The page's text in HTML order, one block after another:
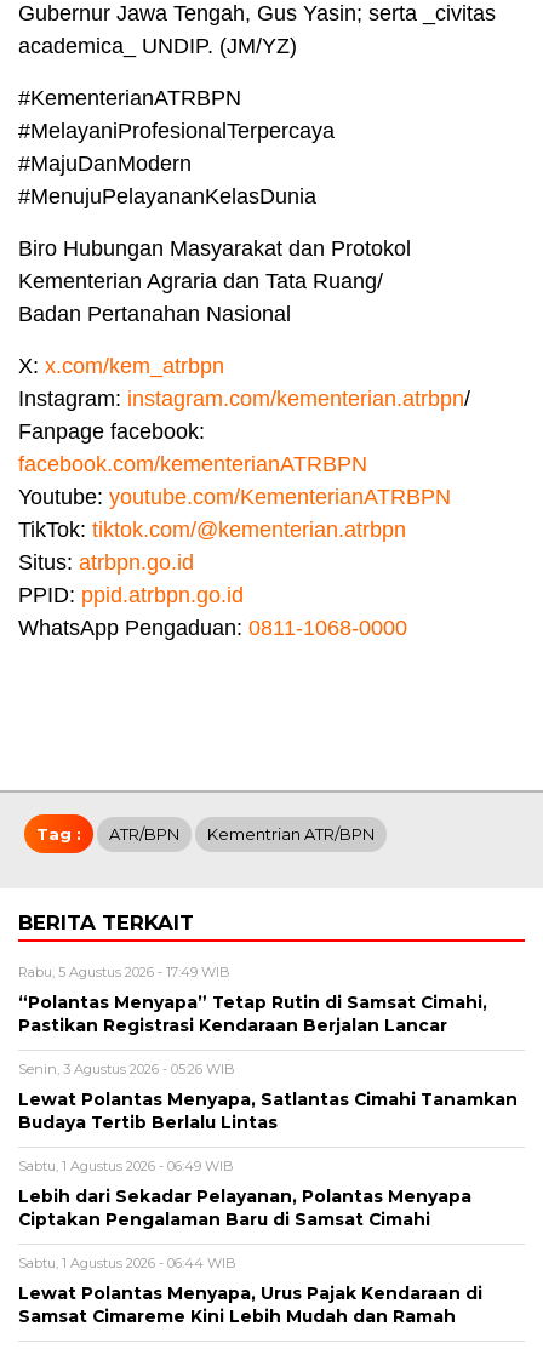
Gubernur Jawa Tengah, Gus Yasin; serta _civitas
academica_ UNDIP. (JM/YZ)
#KementerianATRBPN
#MelayaniProfesionalTerpercaya
#MajuDanModern
#MenujuPelayananKelasDunia
Biro Hubungan Masyarakat dan Protokol
Kementerian Agraria dan Tata Ruang/
Badan Pertanahan Nasional
X: x.com/kem_atrbpn
Instagram: instagram.com/kementerian.atrbpn/
Fanpage facebook:
facebook.com/kementerianATRBPN
Youtube: youtube.com/KementerianATRBPN
TikTok: tiktok.com/@kementerian.atrbpn
Situs: atrbpn.go.id
PPID: ppid.atrbpn.go.id
WhatsApp Pengaduan: 0811-1068-0000
Tag : ATR/BPN Kementrian ATR/BPN
BERITA TERKAIT
Rabu, 5 Agustus 2026 - 17:49 WIB
“Polantas Menyapa” Tetap Rutin di Samsat Cimahi,
Pastikan Registrasi Kendaraan Berjalan Lancar
Senin, 3 Agustus 2026 - 05:26 WIB
Lewat Polantas Menyapa, Satlantas Cimahi Tanamkan
Budaya Tertib Berlalu Lintas
Sabtu, 1 Agustus 2026 - 06:49 WIB
Lebih dari Sekadar Pelayanan, Polantas Menyapa
Ciptakan Pengalaman Baru di Samsat Cimahi
Sabtu, 1 Agustus 2026 - 06:44 WIB
Lewat Polantas Menyapa, Urus Pajak Kendaraan di
Samsat Cimareme Kini Lebih Mudah dan Ramah